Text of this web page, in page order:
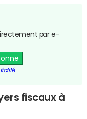
par e-
fiscaux à